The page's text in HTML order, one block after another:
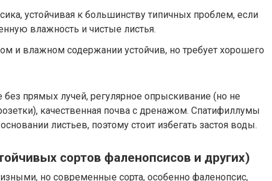
устойчивая к большинству типичных проблем, если
влажность и чистые листья.
и влажном содержании устойчив, но требует хорошего
прямых лучей, регулярное опрыскивание (но не
качественная почва с дренажом. Спатифиллумы
листьев, поэтому стоит избегать застоя воды.
сортов фаленопсисов и других)
но современные сорта, особенно фаленопсис,